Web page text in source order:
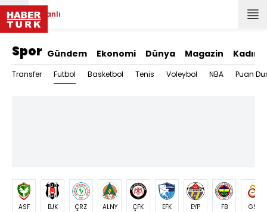
Canlı
Spor Gündem Ekonomi Dünya Magazin Kadın
Transfer Futbol Basketbol Tenis Voleybol NBA Puan
ASF BJK ÇRZ ALNY ÇFK EFK EYP FB GS